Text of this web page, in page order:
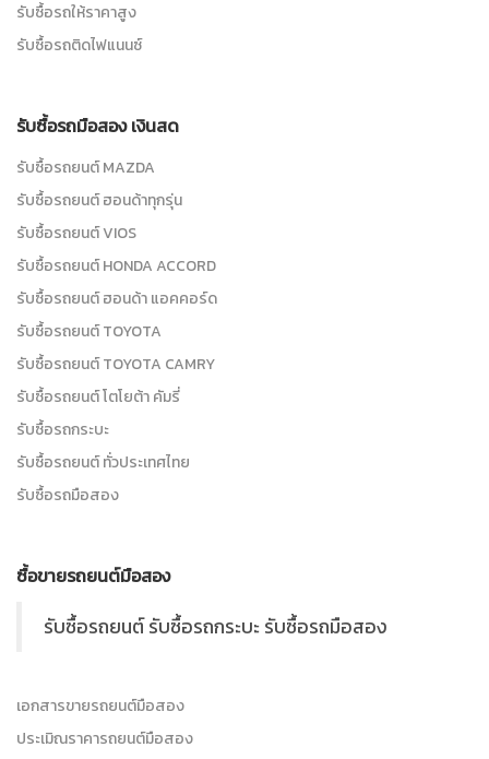
รับซื้อรถให้ราคาสูง
รับซื้อรถติดไฟแนนซ์
รับซื้อรถมือสอง เงินสด
รับซื้อรถยนต์ MAZDA
รับซื้อรถยนต์ ฮอนด้าทุกรุ่น
รับซื้อรถยนต์ VIOS
รับซื้อรถยนต์ HONDA ACCORD
รับซื้อรถยนต์ ฮอนด้า แอคคอร์ด
รับซื้อรถยนต์ TOYOTA
รับซื้อรถยนต์ TOYOTA CAMRY
รับซื้อรถยนต์ โตโยต้า คัมรี่
รับซื้อรถกระบะ
รับซื้อรถยนต์ ทั่วประเทศไทย
รับซื้อรถมือสอง
ซื้อขายรถยนต์มือสอง
รับซื้อรถยนต์ รับซื้อรถกระบะ รับซื้อรถมือสอง
เอกสารขายรถยนต์มือสอง
ประเมิณราคารถยนต์มือสอง